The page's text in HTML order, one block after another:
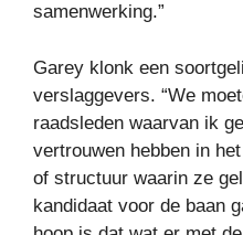
samenwerking.”
Garey klonk een
verslaggevers. “We
raadsleden waarvan ik
vertrouwen hebben in
of structuur waarin ze
kandidaat voor de baan